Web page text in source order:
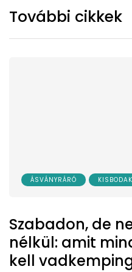
További cikkek
ÁSVÁNYRÁRÓ KISBODAK
Szabadon, de
nélkül: amit
kell